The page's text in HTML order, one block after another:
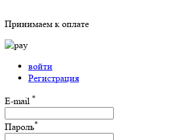
Принимаем к оплате
войти
Регистрация
E-mail *
Пароль*